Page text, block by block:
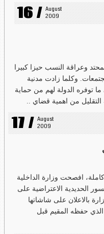
16 / August
2009
وعراقة النسب حيزا كبيرا
وكلما زادت مدنية
توفره الدولة لهم من حماية
التقليل من اهمية قضاي ..
17 / August
2009
افصحت وزارة الداخلية
الحديدية الاعتراضية على
بالاعلان على شاشاتها
تغيير رقم الطوارئ الثابت 777، الذي حفظه المقيم قبل